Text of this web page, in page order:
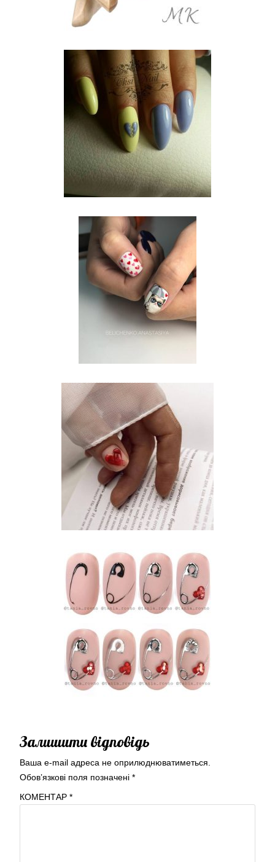
Залишити відповідь
Ваша e-mail адреса не оприлюднюватиметься.
Обов’язкові поля позначені *
КОМЕНТАР *